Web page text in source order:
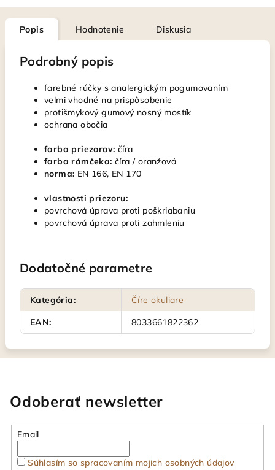
Popis Hodnotenie Diskusia
Podrobný popis
farebné rúčky s analergickým pogumovaním
veľmi vhodné na prispôsobenie
protišmykový gumový nosný mostík
ochrana obočia
farba priezorov: číra
farba rámčeka: číra / oranžová
norma: EN 166, EN 170
vlastnosti priezoru:
povrchová úprava proti poškriabaniu
povrchová úprava proti zahmleniu
Dodatočné parametre
Kategória:
Číre okuliare
EAN: 8033661822362
Odoberať newsletter
Email
Súhlasím so spracovaním mojich osobných údajov